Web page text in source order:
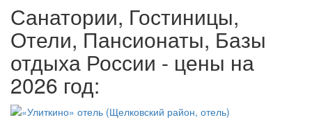
Санатории, Гостиницы,
Отели, Пансионаты, Базы
отдыха России - цены на
2026 год: